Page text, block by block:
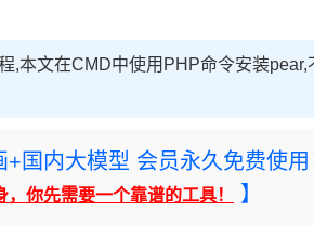
,本文在CMD中使用PHP命令安装pear,
国内大模型 会员永久免费使用
你先需要一个靠谱的工具！ 】